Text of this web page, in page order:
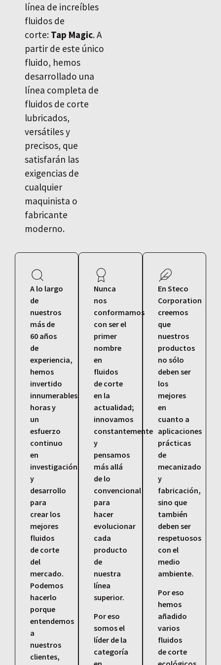
línea de increíbles
fluidos de
corte: Tap Magic. A
partir de este único
fluido, hemos
desarrollado una
línea completa de
fluidos de corte
lubricados,
versátiles y
precisos, que
satisfarán las
exigencias de
cualquier
maquinista o
fabricante
moderno.
A lo largo
de
nuestros
más de
60 años
de
experiencia,
hemos
invertido
innumerables
horas y
un
esfuerzo
continuo
en
investigación
y
desarrollo
para
crear los
mejores
fluidos
de corte
del
mercado.
Podemos
hacerlo
porque
entendemos
a
nuestros
clientes,
Nunca
nos
conformamos
con ser el
primer
nombre
en
fluidos
de corte
en la
actualidad;
innovamos
constantemente
y
pensamos
más allá
de lo
convencional
para
hacer
evolucionar
cada
producto
de
nuestra
línea
superior.
Por eso
somos el
líder de la
categoría
En Steco
Corporation
creemos
que
nuestros
productos
no sólo
deben ser
los
mejores
en
cuanto a
aplicaciones
prácticas
de
mecanizado
y
fabricación,
sino que
también
deben ser
respetuosos
con el
medio
ambiente.
Por eso
hemos
añadido
varios
fluidos
de corte